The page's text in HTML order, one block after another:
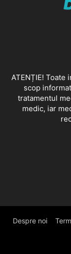
ATENȚIE!
scop
tratamentul
medic, iar
Despre noi